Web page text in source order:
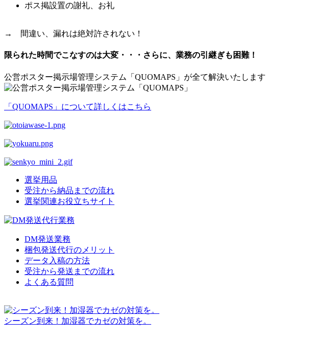
ポス掲設置の謝礼、お礼
→ 間違い、漏れは絶対許されない！
限られた時間でこなすのは大変・・・さらに、業務の引継ぎも困難！
公営ポスター掲示場管理システム「QUOMAPS」が全て解決いたします
「QUOMAPS」について詳しくはこちら
選挙用品
受注から納品までの流れ
選挙関連お役立ちサイト
DM発送業務
梱包発送代行のメリット
データ入稿の方法
受注から発送までの流れ
よくある質問
シーズン到来！加湿器でカゼの対策を。